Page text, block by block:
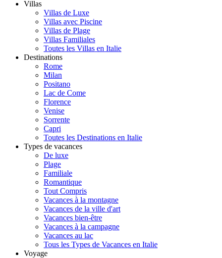
Villas
Villas de Luxe
Villas avec Piscine
Villas de Plage
Villas Familiales
Toutes les Villas en Italie
Destinations
Rome
Milan
Positano
Lac de Come
Florence
Venise
Sorrente
Capri
Toutes les Destinations en Italie
Types de vacances
De luxe
Plage
Familiale
Romantique
Tout Compris
Vacances à la montagne
Vacances de la ville d'art
Vacances bien-être
Vacances à la campagne
Vacances au lac
Tous les Types de Vacances en Italie
Voyage